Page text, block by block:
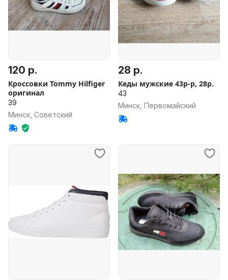
120 р.
Кроссовки Tommy Hilfiger
оригинал
39
Минск, Советский
28 р.
Кеды мужские 43р-р, 28р.
43
Минск, Первомайский